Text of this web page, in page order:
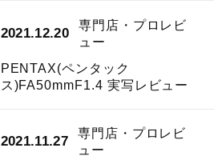
2021.12.20
専門店・プロレビ
ュー
PENTAX(ペンタック
ス)FA50mmF1.4 実写レビュー
2021.11.27
専門店・プロレビ
ュー